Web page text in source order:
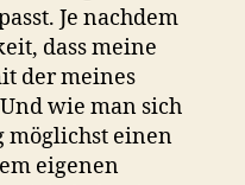
Je nachdem
dass meine
der meines
wie man sich
möglichst einen
eigenen